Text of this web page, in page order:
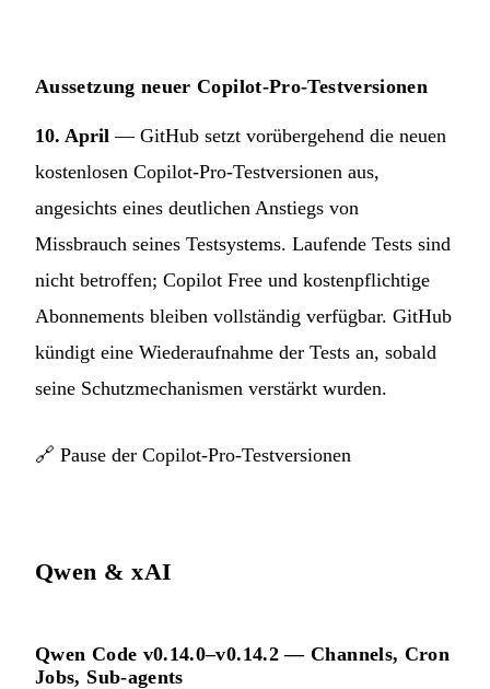
Aussetzung neuer Copilot-Pro-Testversionen
10. April — GitHub setzt vorübergehend die neuen
kostenlosen Copilot-Pro-Testversionen aus,
angesichts eines deutlichen Anstiegs von
Missbrauch seines Testsystems. Laufende Tests sind
nicht betroffen; Copilot Free und kostenpflichtige
Abonnements bleiben vollständig verfügbar. GitHub
kündigt eine Wiederaufnahme der Tests an, sobald
seine Schutzmechanismen verstärkt wurden.
🔗 Pause der Copilot-Pro-Testversionen
Qwen & xAI
Qwen Code v0.14.0–v0.14.2 — Channels, Cron
Jobs, Sub-agents